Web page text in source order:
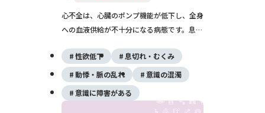
心不全は、心臓のポンプ機能が低下し、全身
への血液供給が不十分になる病態です。息切
慢性期に分かれます。適切な治療と生活管理
により、症状の進行を遅らせることが可能で
す。
性欲低下
息切れ・むくみ
動悸・脈の乱れ
意識の混濁
意識に障害がある